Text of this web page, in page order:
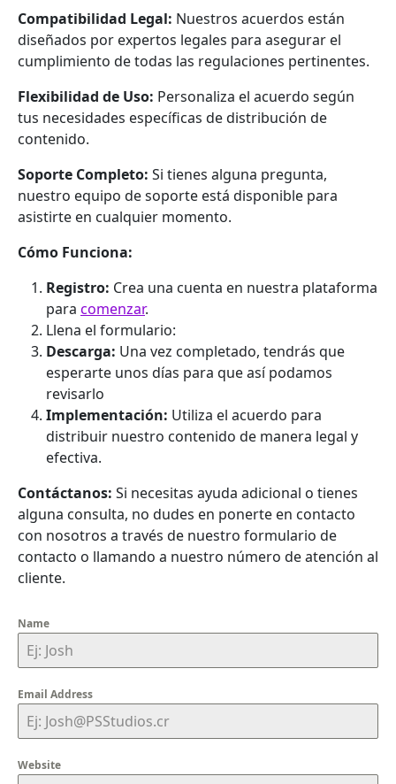
Compatibilidad Legal: Nuestros acuerdos están
diseñados por expertos legales para asegurar el
cumplimiento de todas las regulaciones pertinentes.
Flexibilidad de Uso: Personaliza el acuerdo según
tus necesidades específicas de distribución de
contenido.
Soporte Completo: Si tienes alguna pregunta,
nuestro equipo de soporte está disponible para
asistirte en cualquier momento.
Cómo Funciona:
Registro: Crea una cuenta en nuestra plataforma
para comenzar.
Llena el formulario:
Descarga: Una vez completado, tendrás que
esperarte unos días para que así podamos
revisarlo
Implementación: Utiliza el acuerdo para
distribuir nuestro contenido de manera legal y
efectiva.
Contáctanos: Si necesitas ayuda adicional o tienes
alguna consulta, no dudes en ponerte en contacto
con nosotros a través de nuestro formulario de
contacto o llamando a nuestro número de atención al
cliente.
Name
Email Address
Website